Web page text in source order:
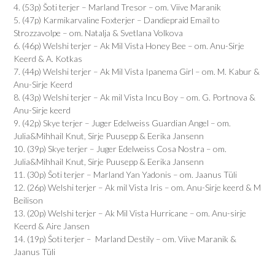
4. (53p) Šoti terjer – Marland Tresor – om. Viive Maranik
5. (47p) Karmikarvaline Foxterjer – Dandiepraid Email to
Strozzavolpe – om. Natalja & Svetlana Volkova
6. (46p) Welshi terjer – Ak Mil Vista Honey Bee – om. Anu-Sirje
Keerd & A. Kotkas
7. (44p) Welshi terjer – Ak Mil Vista Ipanema Girl – om. M. Kabur &
Anu-Sirje Keerd
8. (43p) Welshi terjer – Ak mil Vista Incu Boy – om. G. Portnova &
Anu-Sirje keerd
9. (42p) Skye terjer – Juger Edelweiss Guardian Angel – om.
Julia&Mihhail Knut, Sirje Puusepp & Eerika Jansenn
10. (39p) Skye terjer – Juger Edelweiss Cosa Nostra – om.
Julia&Mihhail Knut, Sirje Puusepp & Eerika Jansenn
11. (30p) Šoti terjer – Marland Yan Yadonis – om. Jaanus Tüli
12. (26p) Welshi terjer – Ak mil Vista Iris – om. Anu-Sirje keerd & M
Beilison
13. (20p) Welshi terjer – Ak Mil Vista Hurricane – om. Anu-sirje
Keerd & Aire Jansen
14. (19p) Šoti terjer – Marland Destily – om. Viive Maranik &
Jaanus Tüli